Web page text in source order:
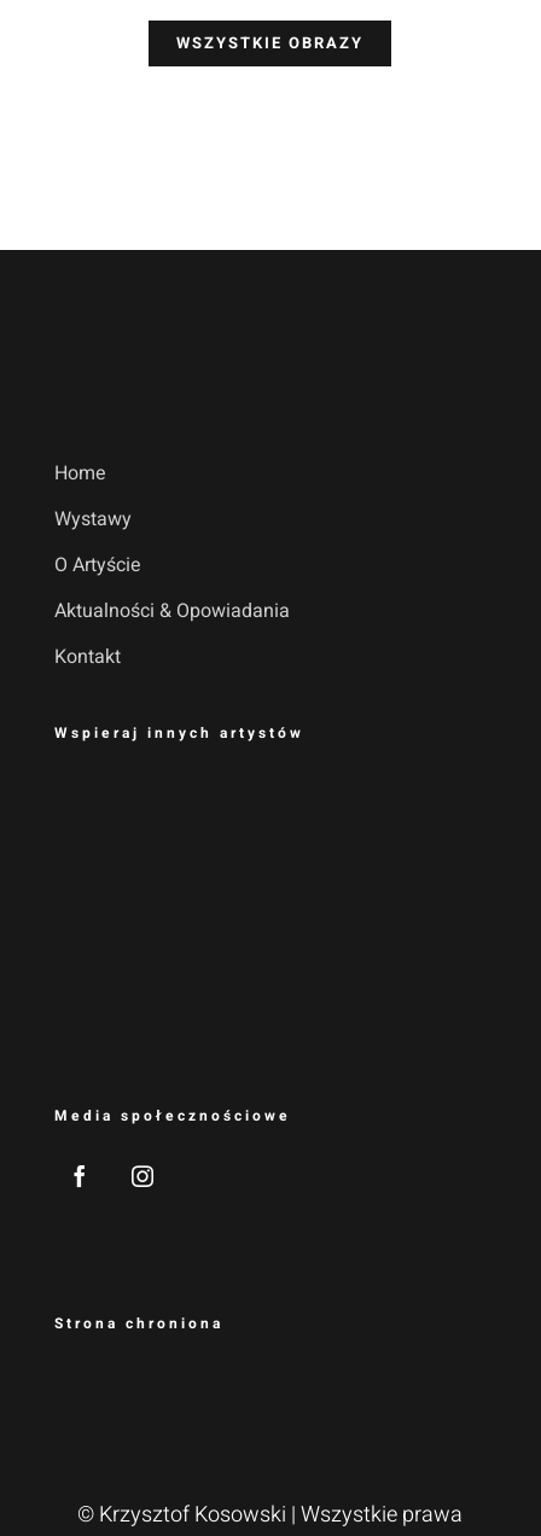
WSZYSTKIE OBRAZY
Home
Wystawy
O Artyście
Aktualności & Opowiadania
Kontakt
Wspieraj innych artystów
Media społecznościowe
Strona chroniona
© Krzysztof Kosowski | Wszystkie prawa